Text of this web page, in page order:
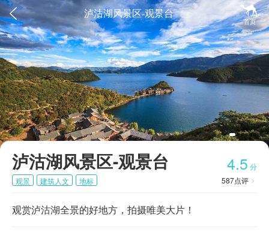
 
首页
泸沽湖风景区-观景台
泸沽湖风景区-观景台 4.5 分
587点评 
观景 建筑人文 地标
观赏泸沽湖全景的好地方，拍摄唯美大片！